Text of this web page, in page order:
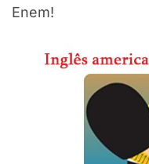
Enem!